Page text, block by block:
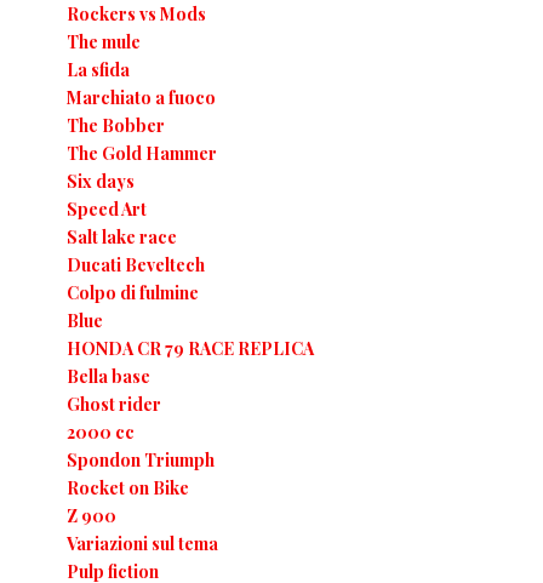
Rockers vs Mods
The mule
La sfida
Marchiato a fuoco
The Bobber
The Gold Hammer
Six days
Speed Art
Salt lake race
Ducati Beveltech
Colpo di fulmine
Blue
HONDA CR 79 RACE REPLICA
Bella base
Ghost rider
2000 cc
Spondon Triumph
Rocket on Bike
Z 900
Variazioni sul tema
Pulp fiction